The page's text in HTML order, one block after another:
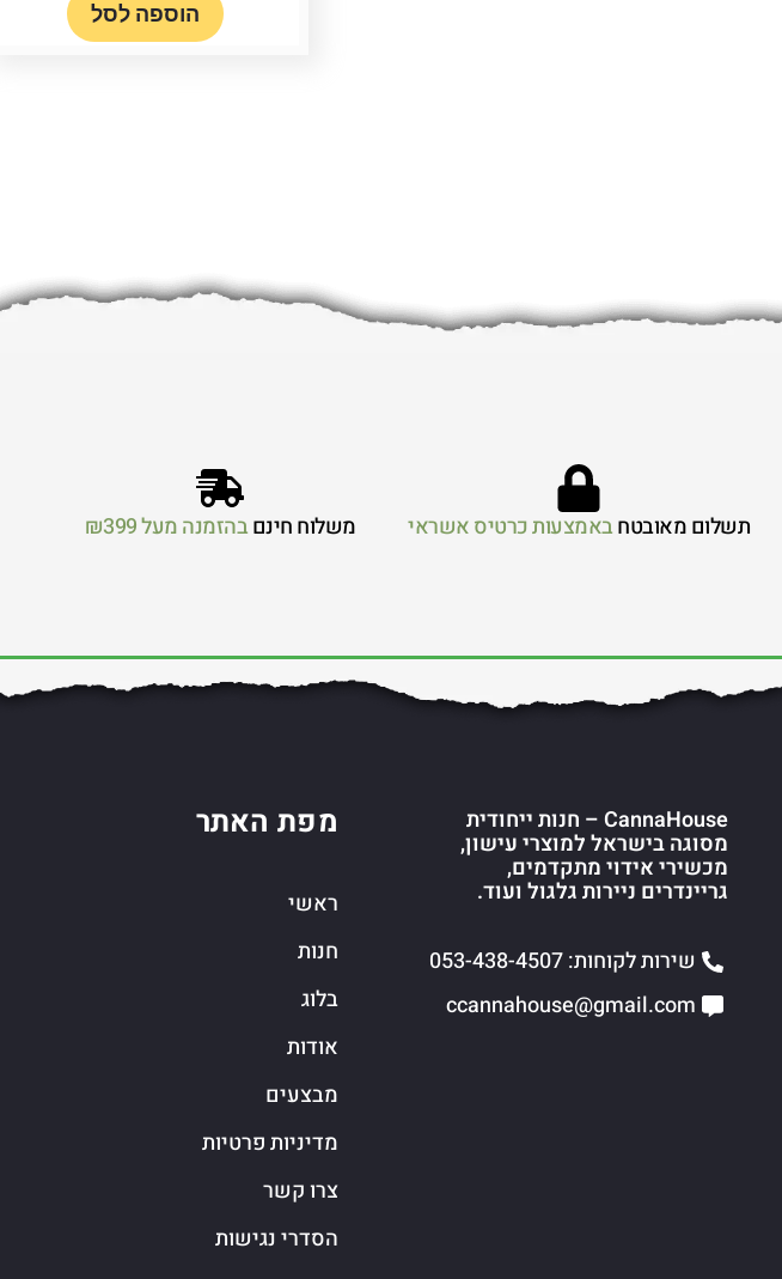
הוספה לסל
תשלום מאובטחבאמצעות כרטיס אשראי משלוח חינםבהזמנה מעל ₪399
CannaHouse – חנות ייחודית
מסוגה בישראל למוצרי עישון,
מכשירי אידוי מתקדמים,
גריינדרים ניירות גלגול ועוד.
שירות לקוחות: 053-438-4507
ccannahouse@gmail.com
מפת האתר
ראשי
חנות
בלוג
אודות
מבצעים
מדיניות פרטיות
צרו קשר
הסדרי נגישות